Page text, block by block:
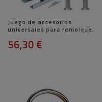
Juego de accesorios
universales para remolque.
56,30 €